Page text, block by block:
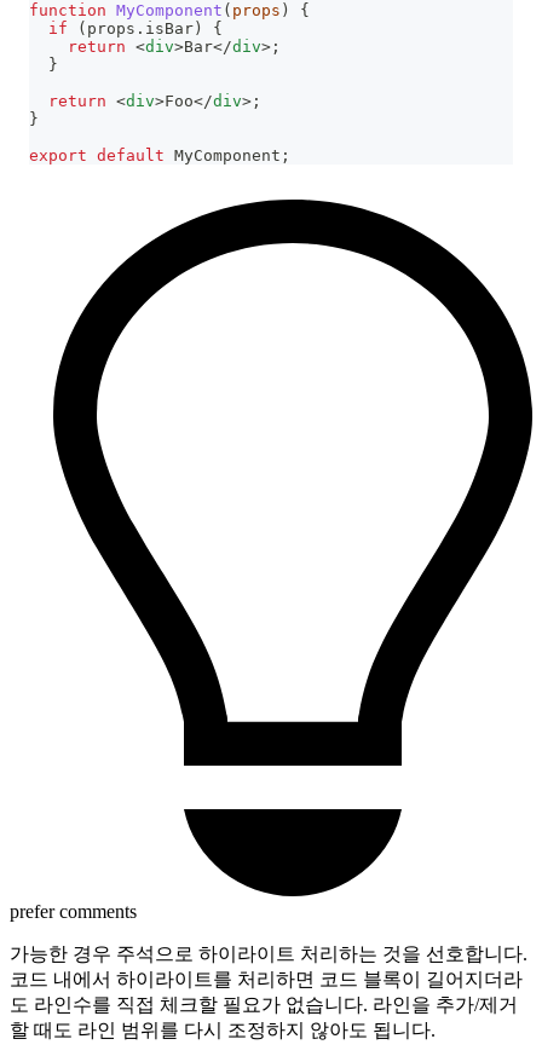
function MyComponent ( props )
{
if
( props . isBar )
{
return <div>Bar</div> ;
}
return <div>Foo</div> ;
}
export default MyComponent ;
prefer comments
가능한 경우 주석으로 하이라이트 처리하는 것을 선호합니다.
코드 내에서 하이라이트를 처리하면 코드 블록이 길어지더라
도 라인수를 직접 체크할 필요가 없습니다. 라인을 추가/제거
할 때도 라인 범위를 다시 조정하지 않아도 됩니다.